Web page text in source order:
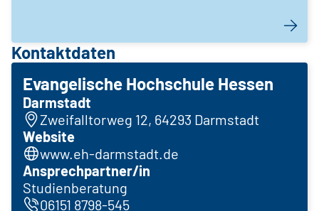
Kontaktdaten
Evangelische Hochschule Hessen
Darmstadt
Zweifalltorweg 12, 64293 Darmstadt
Website
www.eh-darmstadt.de
Ansprechpartner/in
Studienberatung
06151 8798-545